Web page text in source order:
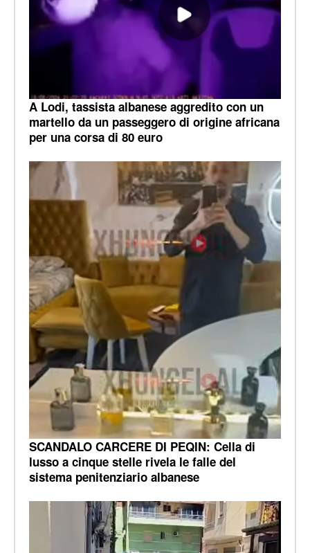
A Lodi, tassista albanese aggredito con un
martello da un passeggero di origine africana
per una corsa di 80 euro
SCANDALO CARCERE DI PEQIN: Cella di
lusso a cinque stelle rivela le falle del
sistema penitenziario albanese